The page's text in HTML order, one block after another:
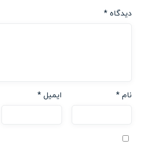
دیدگاه *
نام * ایمیل*